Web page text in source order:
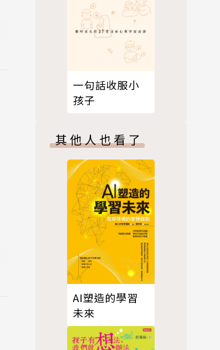
一句話收服小
孩子
其他人也看了
AI塑造的學習
未來